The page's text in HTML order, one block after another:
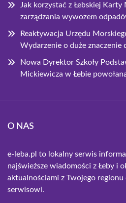
Jak korzystać z Łebskiej Karty
zarządzania wywozem
Reaktywacja Urzędu
Wydarzenie o duże znaczenie
Nowa Dyrektor Szkoły
Mickiewicza w Łebie
O NAS
e-leba.pl to lokalny serwis
najświeższe wiadomości z Łeby i
aktualnościami z Twojego regionu
serwisowi.